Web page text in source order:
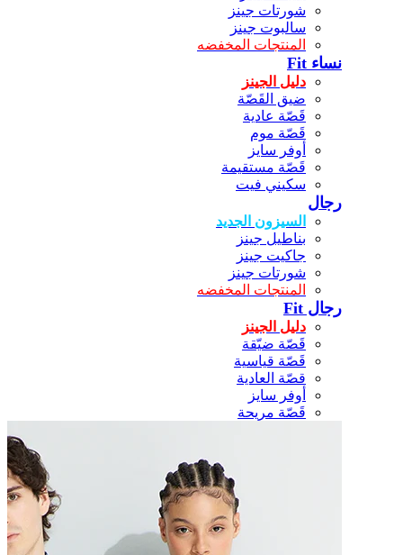
شورتات جينز
سالبوت جينز
المنتجات المخفضه
نساء Fit
دليل الجينز
ضيق القَصّة
قَصّة عادية
قَصّة موم
أوفر سايز
قَصّة مستقيمة
سكيني فيت
رجال
السيزون الجديد
بناطيل جينز
جاكيت جينز
شورتات جينز
المنتجات المخفضه
رجال Fit
دليل الجينز
قَصّة ضيّقة
قَصّة قياسية
قصّة العادية
أوفر سايز
قَصّة مريحة